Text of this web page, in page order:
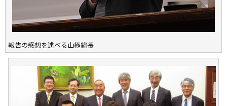
報告の感想を述べる山極総長